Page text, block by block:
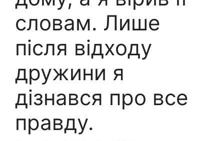
словам. Лише
після відходу
дружини я
дізнався про все
правду.